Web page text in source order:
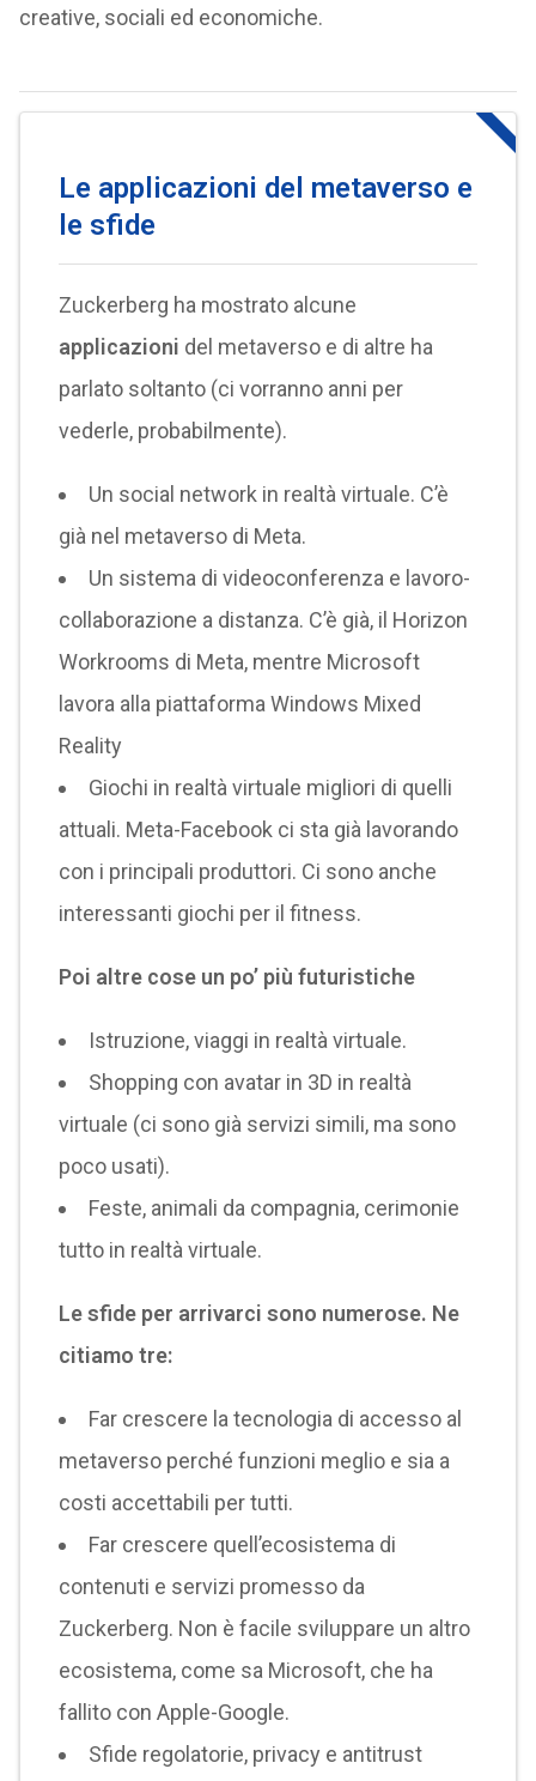
creative, sociali ed economiche.
Le applicazioni del metaverso e
le sfide
Zuckerberg ha mostrato alcune
applicazioni del metaverso e di altre ha
parlato soltanto (ci vorranno anni per
vederle, probabilmente).
Un social network in realtà virtuale. C’è
già nel metaverso di Meta.
Un sistema di videoconferenza e lavoro-
collaborazione a distanza. C’è già, il Horizon
Workrooms di Meta, mentre Microsoft
lavora alla piattaforma Windows Mixed
Reality
Giochi in realtà virtuale migliori di quelli
attuali. Meta-Facebook ci sta già lavorando
con i principali produttori. Ci sono anche
interessanti giochi per il fitness.
Poi altre cose un po’ più futuristiche
Istruzione, viaggi in realtà virtuale.
Shopping con avatar in 3D in realtà
virtuale (ci sono già servizi simili, ma sono
poco usati).
Feste, animali da compagnia, cerimonie
tutto in realtà virtuale.
Le sfide per arrivarci sono numerose. Ne
citiamo tre:
Far crescere la tecnologia di accesso al
metaverso perché funzioni meglio e sia a
costi accettabili per tutti.
Far crescere quell’ecosistema di
contenuti e servizi promesso da
Zuckerberg. Non è facile sviluppare un altro
ecosistema, come sa Microsoft, che ha
fallito con Apple-Google.
Sfide regolatorie, privacy e antitrust